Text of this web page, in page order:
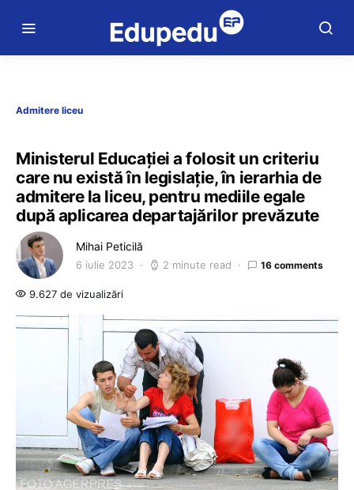
Admitere liceu
Ministerul Educației a folosit un criteriu
care nu există în legislație, în ierarhia de
admitere la liceu, pentru mediile egale
după aplicarea departajărilor prevăzute
Mihai Peticilă
6 iulie 2023 2 minute read 16 comments
9.627 de vizualizări